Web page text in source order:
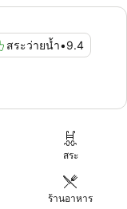
สระว่ายน้ำ•9.4
สระ
ร้านอาหาร